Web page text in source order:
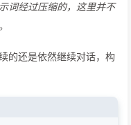
词经过压缩的，这里并不
的还是依然继续对话，构